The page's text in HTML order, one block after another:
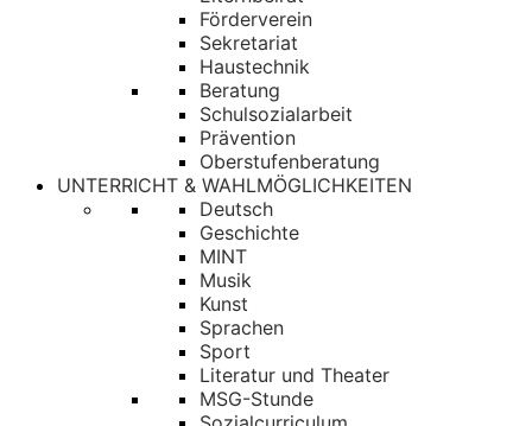
Förderverein
Sekretariat
Haustechnik
Beratung
Schulsozialarbeit
Prävention
Oberstufenberatung
UNTERRICHT & WAHLMÖGLICHKEITEN
Deutsch
Geschichte
MINT
Musik
Kunst
Sprachen
Sport
Literatur und Theater
MSG-Stunde